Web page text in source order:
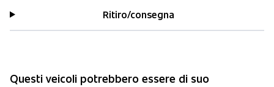
Ritiro/consegna
Questi veicoli potrebbero essere di suo